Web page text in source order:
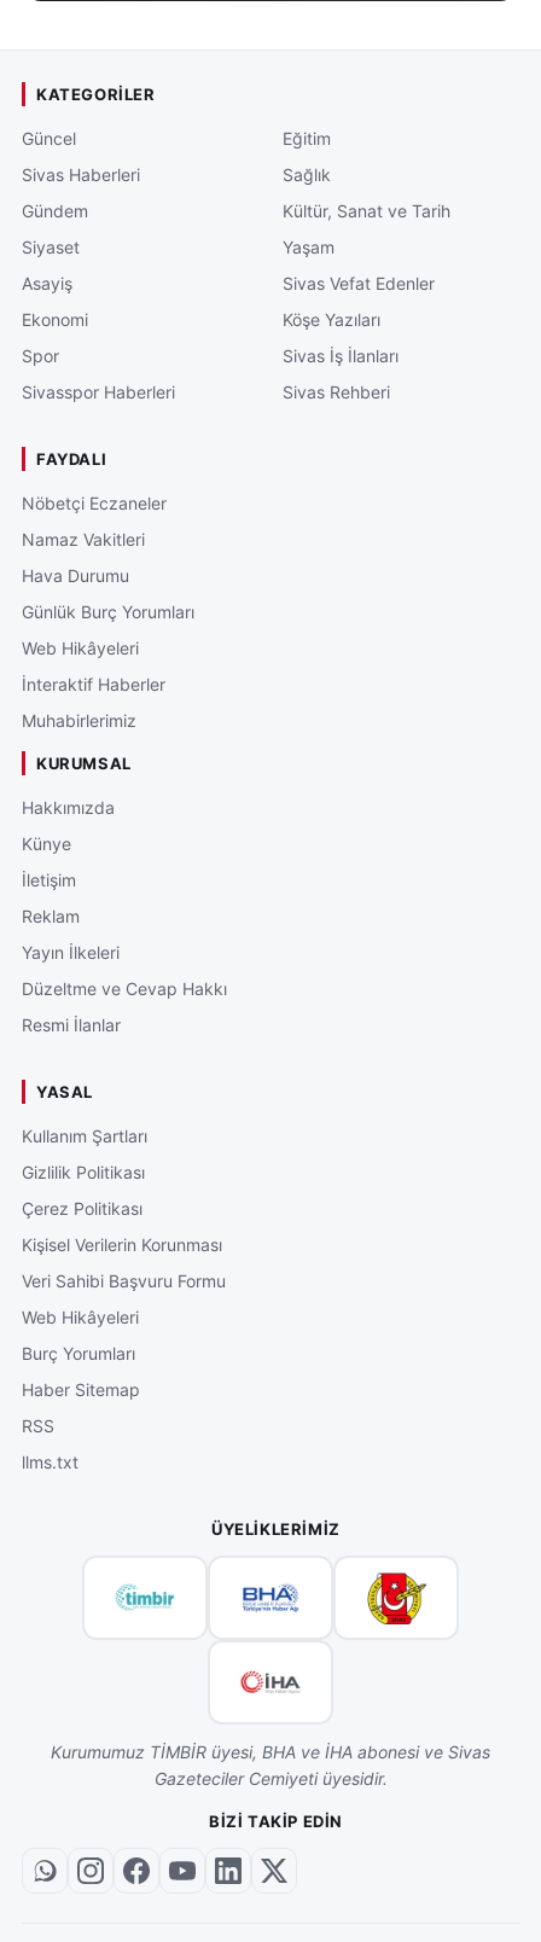
KATEGORILER
Güncel
Sivas Haberleri
Gündem
Siyaset
Asayiş
Ekonomi
Spor
Sivasspor Haberleri
Eğitim
Sağlık
Kültür, Sanat ve Tarih
Yaşam
Sivas Vefat Edenler
Köşe Yazıları
Sivas İş İlanları
Sivas Rehberi
FAYDALI
Nöbetçi Eczaneler
Namaz Vakitleri
Hava Durumu
Günlük Burç Yorumları
Web Hikâyeleri
İnteraktif Haberler
Muhabirlerimiz
KURUMSAL
Hakkımızda
Künye
İletişim
Reklam
Yayın İlkeleri
Düzeltme ve Cevap Hakkı
Resmi İlanlar
YASAL
Kullanım Şartları
Gizlilik Politikası
Çerez Politikası
Kişisel Verilerin Korunması
Veri Sahibi Başvuru Formu
Web Hikâyeleri
Burç Yorumları
Haber Sitemap
RSS
llms.txt
ÜYELIKLERIMIZ
Kurumumuz TİMBİR üyesi, BHA ve İHA abonesi ve Sivas
Gazeteciler Cemiyeti üyesidir.
BIZI TAKIP EDIN